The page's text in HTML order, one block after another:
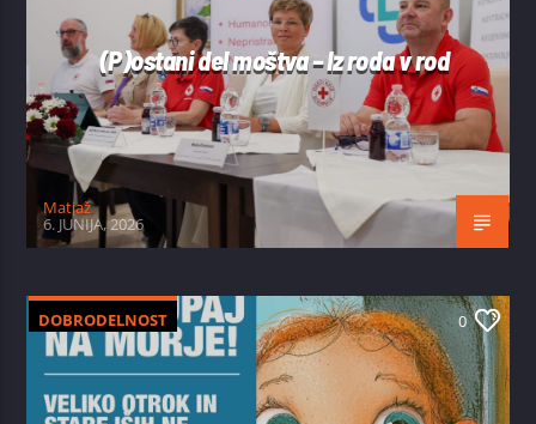
(P)ostani del moštva – Iz roda v rod
Matjaž
6. JUNIJA, 2026
DOBRODELNOST 0